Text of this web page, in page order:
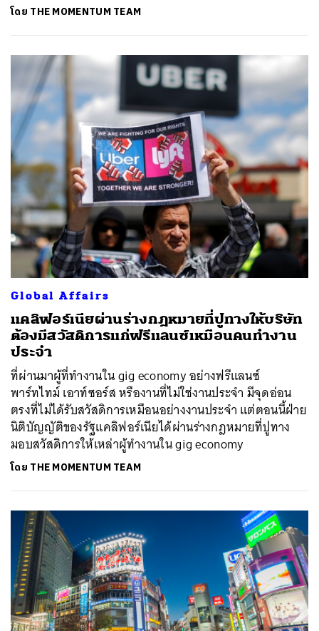
โดย THE MOMENTUM TEAM
Global Affairs
แคลิฟอร์เนียผ่านร่างกฎหมายที่ปูทางให้บริษัท
ต้องมีสวัสดิการแก่ฟรีแลนซ์เหมือนคนทำงาน
ประจำ
ที่ผ่านมาผู้ที่ทำงานใน gig economy อย่างฟรีแลนซ์
พาร์ทไทม์ เอาท์ซอร์ส หรืองานที่ไม่ใช่งานประจำ มีจุดอ่อน
ตรงที่ไม่ได้รับสวัสดิการเหมือนอย่างงานประจำ แต่ตอนนี้ฝ่าย
นิติบัญญัติของรัฐแคลิฟอร์เนียได้ผ่านร่างกฎหมายที่ปูทาง
มอบสวัสดิการให้เหล่าผู้ทำงานใน gig economy
โดย THE MOMENTUM TEAM